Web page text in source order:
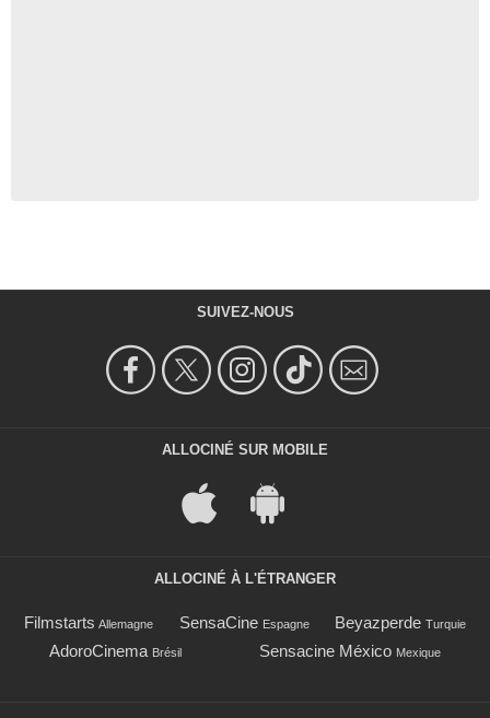
SUIVEZ-NOUS
ALLOCINÉ SUR MOBILE
ALLOCINÉ À L'ÉTRANGER
Filmstarts Allemagne SensaCine Espagne Beyazperde Turquie
AdoroCinema Brésil Sensacine México Mexique